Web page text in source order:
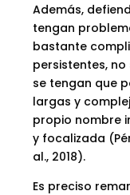
Además,
tengan
bastante
persistentes,
se tengan que
largas y
propio nombre
y focalizada
al., 2018).
Es preciso